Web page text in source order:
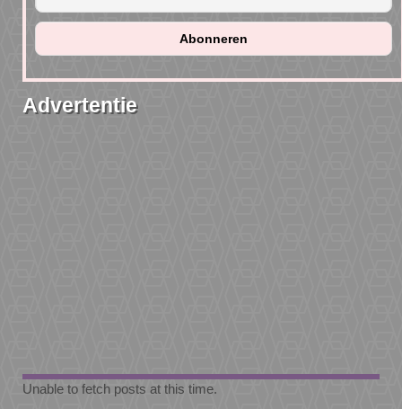
Advertentie
Unable to fetch posts at this time.